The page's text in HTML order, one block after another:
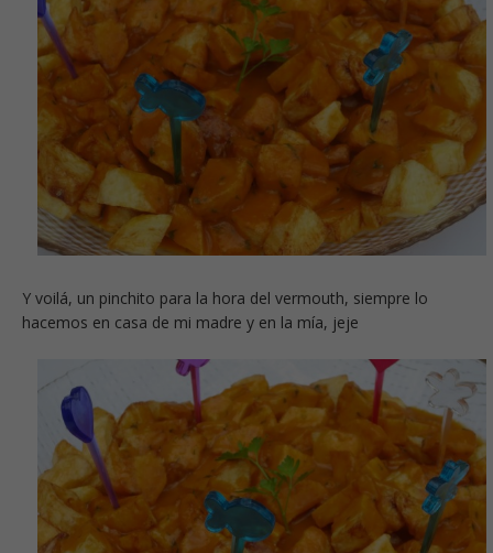
Y voilá, un pinchito para la hora del vermouth, siempre lo
hacemos en casa de mi madre y en la mía, jeje